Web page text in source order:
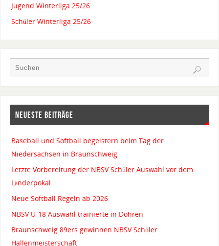
Jugend Winterliga 25/26
Schüler Winterliga 25/26
NEUESTE BEITRÄGE
Baseball und Softball begeistern beim Tag der
Niedersachsen in Braunschweig
Letzte Vorbereitung der NBSV Schüler Auswahl vor dem
Länderpokal
Neue Softball Regeln ab 2026
NBSV U-18 Auswahl trainierte in Dohren
Braunschweig 89ers gewinnen NBSV Schüler
Hallenmeisterschaft